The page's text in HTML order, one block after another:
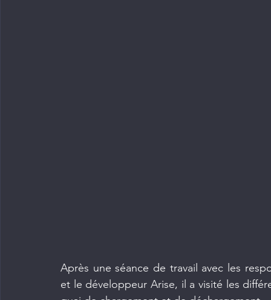
Après une séance de travail avec les
et le développeur Arise, il a visité les